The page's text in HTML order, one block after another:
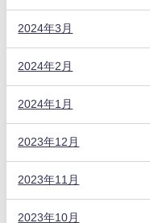
2024年3月
2024年2月
2024年1月
2023年12月
2023年11月
2023年10月